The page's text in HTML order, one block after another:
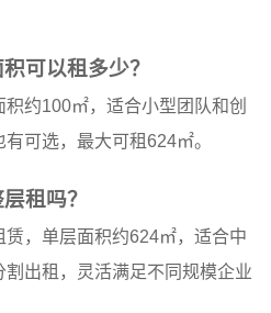
可以租多少？
约100㎡，适合小型团队和创
可选，最大可租624㎡。
租吗？
，单层面积约624㎡，适合中
出租，灵活满足不同规模企业